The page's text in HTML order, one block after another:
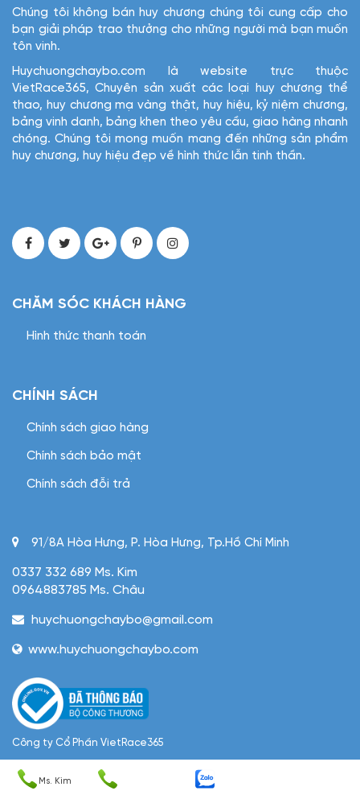
Chúng tôi không bán huy chương chúng tôi cung cấp cho
bạn giải pháp trao thưởng cho những người mà bạn muốn
tôn vinh.
Huychuongchaybo.com là website trực thuộc
VietRace365, Chuyên sản xuất các loại huy chương thể
thao, huy chương mạ vàng thật, huy hiệu, kỷ niệm chương,
bảng vinh danh, bảng khen theo yêu cầu, giao hàng nhanh
chóng. Chúng tôi mong muốn mang đến những sản phẩm
huy chương, huy hiệu đẹp về hình thức lẫn tinh thần.
CHĂM SÓC KHÁCH HÀNG
Hình thức thanh toán
CHÍNH SÁCH
Chính sách giao hàng
Chính sách bảo mật
Chính sách đỗi trả
91/8A Hòa Hưng, P. Hòa Hưng, Tp.Hồ Chí Minh
0337 332 689 Ms. Kim
0964883785 Ms. Châu
huychuongchaybo@gmail.com
www.huychuongchaybo.com
Công ty Cổ Phần VietRace365
Giấy phép/MST: 0305952229 do Sở KHDTHCM cấp ngày
Ms. Kim